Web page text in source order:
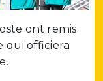
ont remis
qui officiera